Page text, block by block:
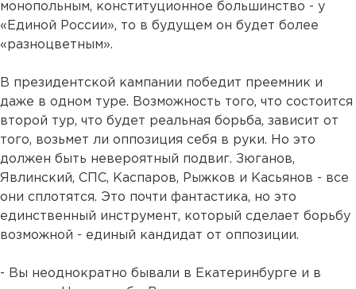
монопольным, конституционное большинство - у
«Единой России», то в будущем он будет более
«разноцветным».
В президентской кампании победит преемник и
даже в одном туре. Возможность того, что состоится
второй тур, что будет реальная борьба, зависит от
того, возьмет ли оппозиция себя в руки. Но это
должен быть невероятный подвиг. Зюганов,
Явлинский, СПС, Каспаров, Рыжков и Касьянов - все
они сплотятся. Это почти фантастика, но это
единственный инструмент, который сделает борьбу
возможной - единый кандидат от оппозиции.
- Вы неоднократно бывали в Екатеринбурге и в